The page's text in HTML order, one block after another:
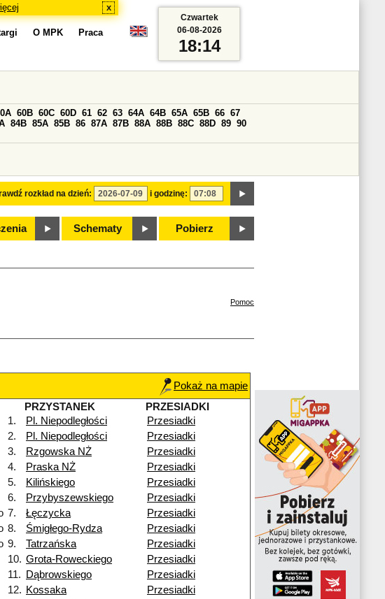
x
O MPK Praca
rozkład na dzień: i godzinę:
60B 60C 60D 61 62 63 64A 64B 65A 65B 66 67
84B 85A 85B 86 87A 87B 88A 88B 88C 88D 89 90
Schematy Pobierz
Czwartek
06-08-2026
18:14
Pomoc
Pokaż na mapie
PRZYSTANEK
PRZESIADKI
1.
Pl. Niepodległości
Przesiadki
2. Pl. Niepodległości
Przesiadki
3. Rzgowska NŻ
Przesiadki
4. Praska NŻ
Przesiadki
5. Kilińskiego
Przesiadki
6. Przybyszewskiego
Przesiadki
7. Łęczycka
Przesiadki
8. Śmigłego-Rydza
Przesiadki
9. Tatrzańska
Przesiadki
10. Grota-Roweckiego
Przesiadki
11. Dąbrowskiego
Przesiadki
12. Kossaka
Przesiadki